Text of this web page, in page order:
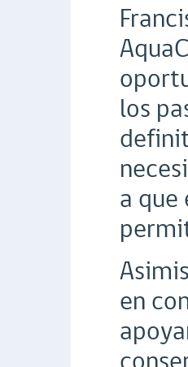
los
a que
en